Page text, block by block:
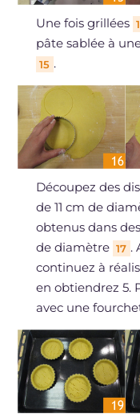
Une fois grillées
pâte sablée à
15 .
Découpez des
de 11 cm de
obtenus dans
de diamètre 17 .
continuez à
en obtiendrez 5.
avec une